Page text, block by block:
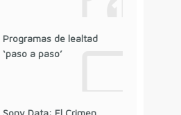
Programas de lealtad
‘paso a paso’
Sony Data: El Crimen